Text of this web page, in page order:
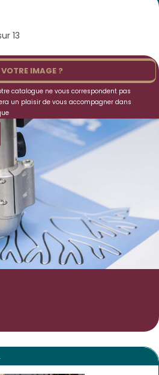
13
IMAGE ?
catalogue ne vous correspondent pas
un plaisir de vous accompagner dans